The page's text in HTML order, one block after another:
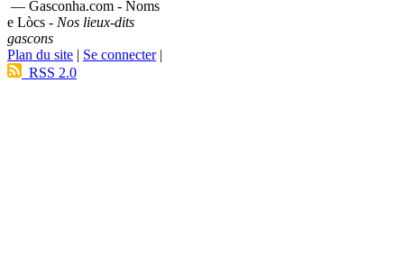
— Gasconha.com - Noms
e Lòcs - Nos lieux-dits
gascons
Plan du site | Se connecter|
RSS 2.0